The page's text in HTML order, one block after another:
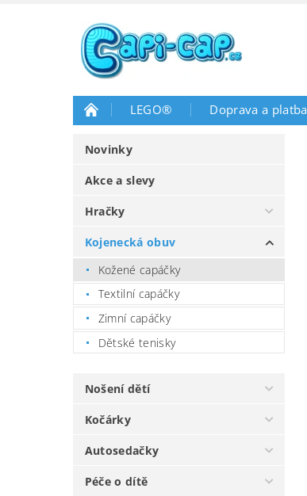
LEGO® Doprava a platba
Novinky
Akce a slevy
Hračky
Kojenecká obuv
Kožené capáčky
Textilní capáčky
Zimní capáčky
Dětské tenisky
Nošení dětí
Kočárky
Autosedačky
Péče o dítě